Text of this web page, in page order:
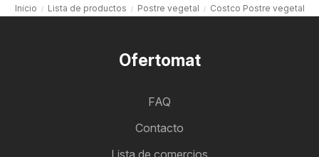
Inicio Lista de productos Postre vegetal Costco Postre vegetal
Ofertomat
FAQ
Contacto
Lista de comercios